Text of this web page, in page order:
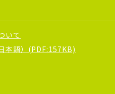
いて
本語）(PDF:157KB)